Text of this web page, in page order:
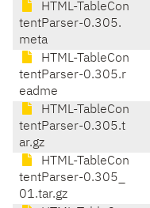
HTML-TableCon
tentParser-0.305.
meta
HTML-TableCon
tentParser-0.305.r
eadme
HTML-TableCon
tentParser-0.305.t
ar.gz
HTML-TableCon
tentParser-0.305_
01.tar.gz